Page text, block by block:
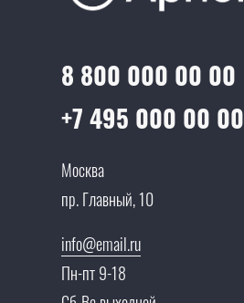
8 800 000 00 00
+7 495 000 00 00
Москва
пр. Главный, 10
info@email.ru
Пн-пт 9-18